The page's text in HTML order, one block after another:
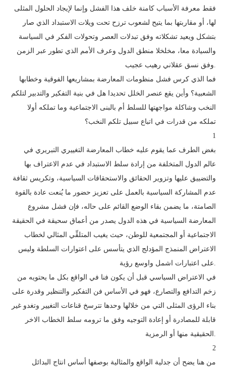
فقط معرفة الأسباب كامنة خلف هذا الفشل وإنما لإيجاد الحلول المثلى
لها، أو مقاربتها بما يتيح لشعوب ترزح تحت ويلات الاستبداد الذي صار
بتشكل ويعيد تشكلاته وفق تبدلات العصر وتحولات الفكر في السياسة
والسيادة معا، مخلخلا منطق الدول وعرف الأمم الذي تطور عبر الزمن
وفق نسق عقلاني رهيب عجيب.
فما الذي كرس فشل منظومات المعارضة بمشاريعها الفوقية وخطابها
الشعبية؟ وأين يقع عنصر الخلل تحديدا هل في بنية التفكير والتدبير لتلكم
النخب وشاكلة مواجهتها للسلط أم بالبنى الاجتماعية وما تملكه أولا
تملكه من قدرات في اتباع سبيل تلكم النخب؟
1
بغض الطرف عما يقوم عليه خطاب المعارضة التغييري التبريري في
عالم الدول المتخلفة من إرادة سلط الاستبداد في عدم الاعتراف بها
والتضييق عليها وتزوير الحقائق والاستحقاقات السياسية، وتكريس ثقافة
عدم المشاركة السياسية بالعمل على تعزيز حضور ما يُنعت عادة بالقوة
الصامتة، ما يضمن بقاء الوضع القائم على حاله، فإن فشل مشروع
المعارضة السياسية في هذه الدول يصدر من أعماق سحيقة في الحقيقة
الاجتماعية أو المجتمعية للوطن، حيث يغيب المتلقِّي المثالي لخطاب
الاعتراض المنمذج المؤدلج الذي يتأسس على اعتوارات السلطة وليس
على اعتبارات اشمل واوسع رؤية.
في الاعتراض السياسي قبل أن يكون فنا في الواقع بكل ما يحتويه من
زخم التدافع والتصارع، فهو في الأساس فن التفكير والتنظير وقدرة على
بناء الرؤى المثلى التي من خلالها وحدها تترسخ قناعات التغيير وتغدو غير
قابلة للمصادرة أو إعادة التوجيه وفق ما ترومه سلط الخطاب الاخر
الحقيقية منها أو الرمزية.
2
من هنا يضح أن جدلية الواقع والمثالية بوصفها أساس انتاج البدائل